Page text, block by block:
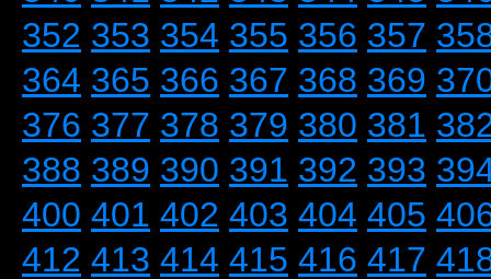
352 353 354 355 356 357
364 365 366 367 368 369
376 377 378 379 380 381
388 389 390 391 392 393
400 401 402 403 404 405
412 413 414 415 416 417